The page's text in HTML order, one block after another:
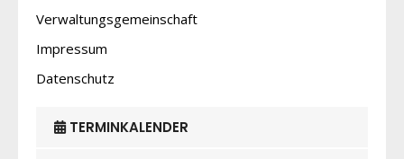
Verwaltungsgemeinschaft
Impressum
Datenschutz
TERMINKALENDER